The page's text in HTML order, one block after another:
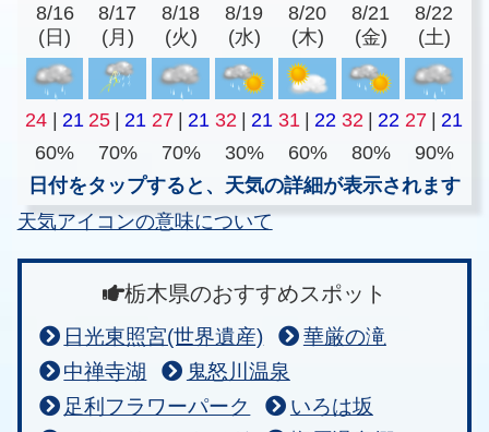
8/16
(日)
8/17
(月)
8/18
(火)
8/19
(水)
8/20
(木)
8/21
(金)
8/22
(土)
24 | 21 25 | 21 27 | 21 32 | 21 31 | 22 32 | 22 27 | 21
60%
70% 70% 30% 60% 80%
90%
日付をタップすると、天気の詳細が表示されます
天気アイコンの意味について
栃木県のおすすめスポット
日光東照宮(世界遺産)
華厳の滝
中禅寺湖
鬼怒川温泉
足利フラワーパーク
いろは坂